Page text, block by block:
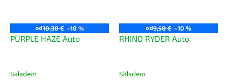
od10,30 € –10 %
PURPLE HAZE Auto
Skladem
od9,50 € –10 %
RHINO RYDER Auto
Skladem